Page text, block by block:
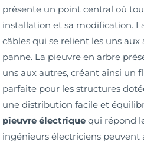
présente un point central où
installation et sa modification.
câbles qui se relient les uns
panne. La pieuvre en arbre
uns aux autres, créant ainsi un
parfaite pour les structures
une distribution facile et
pieuvre électrique qui répond
ingénieurs électriciens